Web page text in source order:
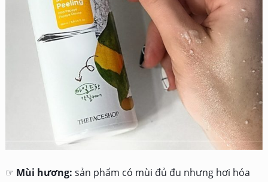
☞ Mùi hương: sản phẩm có mùi đủ đu nhưng hơi hóa